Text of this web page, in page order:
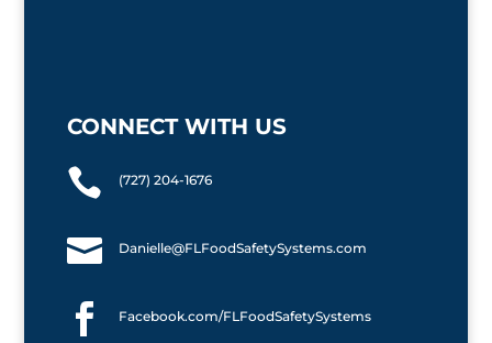
CONNECT WITH US
 (727) 204-1676
 Danielle@FLFoodSafetySystems.com
 Facebook.com/FLFoodSafetySystems